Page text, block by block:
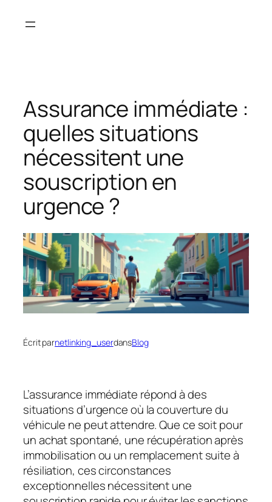
Assurance immédiate :
quelles situations
nécessitent une
souscription en
urgence ?
Écrit parnetlinking_userdansBlog
L’assurance immédiate répond à des
situations d’urgence où la couverture du
véhicule ne peut attendre. Que ce soit pour
un achat spontané, une récupération après
immobilisation ou un remplacement suite à
résiliation, ces circonstances
exceptionnelles nécessitent une